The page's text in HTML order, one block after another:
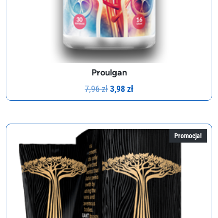
Proulgan
7,96złPierwotna
cena
7,96 zł.
3,98złAktualna
cena
3,98 zł.
Promocja!